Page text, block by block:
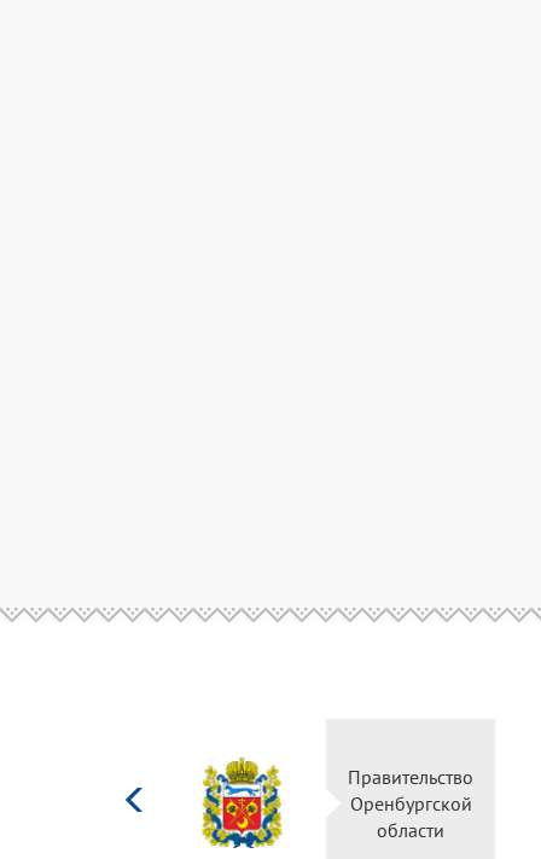
Министерство
культуры
Российской
федерации